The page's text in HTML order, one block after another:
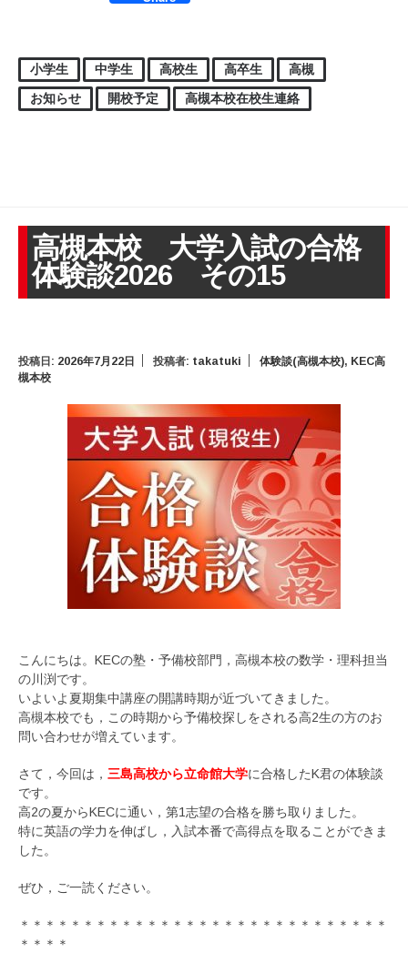
小学生 中学生 高校生 高卒生
高槻
お知らせ
開校予定 高槻本校在校生連絡
高槻本校 大学入試の合格
体験談2026 その15
投稿日: 2026年7月22日 投稿者: takatuki 体験談(高槻本校), KEC高
槻本校
こんにちは。KECの塾・予備校部門，高槻本校の数学・理科担当
の川渕です。
いよいよ夏期集中講座の開講時期が近づいてきました。
高槻本校でも，この時期から予備校探しをされる高2生の方のお
問い合わせが増えています。
さて，今回は， 三島高校から立命館大学に合格したK君の体験談
です。
高2の夏からKECに通い，第1志望の合格を勝ち取りました。
特に英語の学力を伸ばし，入試本番で高得点を取ることができま
した。
ぜひ，ご一読ください。
＊＊＊＊＊＊＊＊＊＊＊＊＊＊＊＊＊＊＊＊＊＊＊＊＊＊＊＊＊
＊＊＊＊